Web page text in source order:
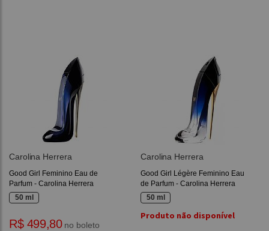
Carolina Herrera
Good Girl Feminino Eau de
Parfum - Carolina Herrera
50 ml
R$ 499,80no boleto
Carolina Herrera
Good Girl Légère Feminino Eau
de Parfum - Carolina Herrera
50 ml
Produto não disponível